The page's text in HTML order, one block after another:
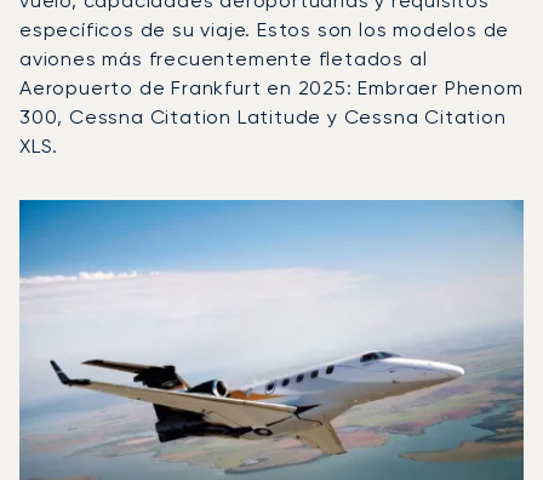
específicos de su viaje. Estos son los modelos de
aviones más frecuentemente fletados al
Aeropuerto de Frankfurt en 2025: Embraer Phenom
300, Cessna Citation Latitude y Cessna Citation
XLS.
Foto de la aeronaveModelo de aeronave
Movimientos
Asientos
Velocidad (km/h)
Autonomía (km)
Autonomía (NM)